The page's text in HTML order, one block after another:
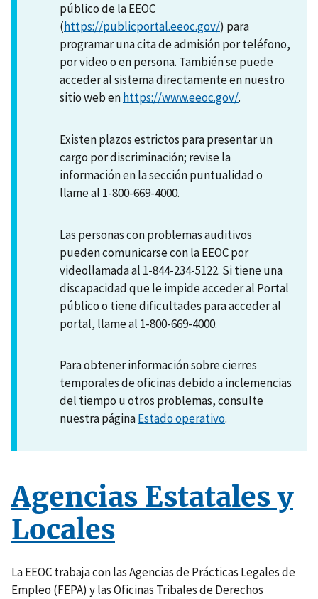
público de la EEOC
(https://publicportal.eeoc.gov/) para
programar una cita de admisión por teléfono,
por video o en persona. También se puede
acceder al sistema directamente en nuestro
sitio web enhttps://www.eeoc.gov/.
Existen plazos estrictos para presentar un
cargo por discriminación; revise la
información en la sección puntualidad o
llame al 1-800-669-4000.
Las personas con problemas auditivos
pueden comunicarse con la EEOC por
videollamada al 1-844-234-5122. Si tiene una
discapacidad que le impide acceder al Portal
público o tiene dificultades para acceder al
portal, llame al 1-800-669-4000.
Para obtener información sobre cierres
temporales de oficinas debido a inclemencias
del tiempo u otros problemas, consulte
nuestra páginaEstado operativo.
Agencias Estatales y
Locales
La EEOC trabaja con las Agencias de Prácticas Legales de
Empleo (FEPA) y las Oficinas Tribales de Derechos